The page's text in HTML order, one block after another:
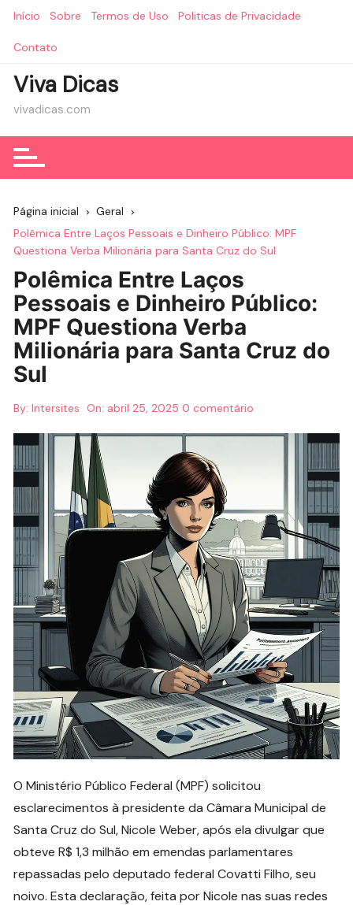
Início Sobre Termos de Uso Politicas de Privacidade
Contato
Viva Dicas
vivadicas.com
Página inicial
Geral
Polêmica Entre Laços Pessoais e Dinheiro Público: MPF
Questiona Verba Milionária para Santa Cruz do Sul
Polêmica Entre Laços
Pessoais e Dinheiro Público:
MPF Questiona Verba
Milionária para Santa Cruz do
Sul
By: Intersites On: abril 25, 2025 0 comentário
O Ministério Público Federal (MPF) solicitou
esclarecimentos à presidente da Câmara Municipal de
Santa Cruz do Sul, Nicole Weber, após ela divulgar que
obteve R$ 1,3 milhão em emendas parlamentares
repassadas pelo deputado federal Covatti Filho, seu
noivo. Esta declaração, feita por Nicole nas suas redes